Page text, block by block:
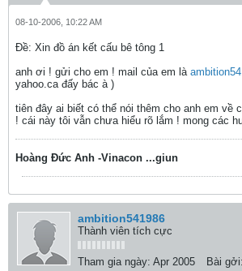
08-10-2006, 10:22 AM
Ðề: Xin đồ án kết cấu bê tông 1
anh ơi ! gửi cho em ! mail của em là
yahoo.ca đấy bác à )
tiên đây ai biết có thể nói thêm cho anh em về
! cái này tôi vẫn chưa hiểu rõ lắm ! mong các
Hoàng Đức Anh -Vinacon ...giun
ambition541986
Thành viên tích cực
Tham gia ngày: Apr 2005 Bài gởi: